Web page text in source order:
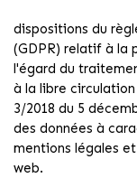
dispositions du
(GDPR) relatif à la
l'égard du
à la libre
3/2018 du 5
des données à
mentions légales
web.